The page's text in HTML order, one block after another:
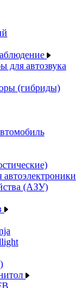
для автозвука
(гибриды)
(АЗУ)